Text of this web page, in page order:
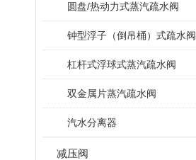
圆盘/热动力式蒸汽疏水阀
钟型浮子（倒吊桶）式疏水阀
杠杆式浮球式蒸汽疏水阀
双金属片蒸汽疏水阀
汽水分离器
减压阀